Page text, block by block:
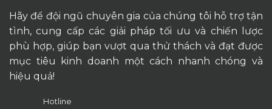
Hãy để đội ngũ chuyên gia của chúng tôi hỗ trợ tận
tình, cung cấp các giải pháp tối ưu và chiến lược
phù hợp, giúp bạn vượt qua thử thách và đạt được
mục tiêu kinh doanh một cách nhanh chóng và
hiệu quả!
Hotline